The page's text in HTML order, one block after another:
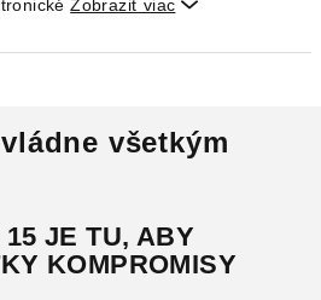
Zobraziť viac 
všetkým
JE TU, ABY
KOMPROMISY